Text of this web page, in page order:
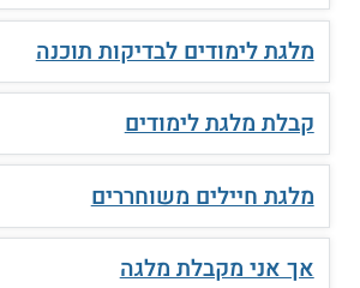
מלגת לימודים לבדיקות תוכנה
קבלת מלגת לימודים
מלגת חיילים משוחררים
אך אני מקבלת מלגה